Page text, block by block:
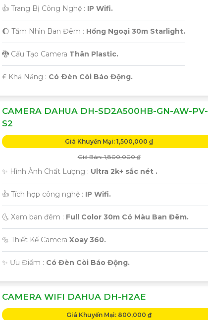
👍 Trang Bị Công Nghệ : IP Wifi.
🌔 Tầm Nhìn Ban Đêm : Hồng Ngoại 30m Starlight.
🐉️ Cấu Tạo Camera Thân Plastic.
️₤ Khả Năng : Có Ðèn Còi Báo Động.
CAMERA DAHUA DH-SD2A500HB-GN-AW-PV-
S2
Giá Khuyến Mại: 1,500,000 ₫
Giá Bán: 1,800,000 ₫
✨ Hình Ành Chất Lượng : Ultra 2k+ sắc nét .
👍 Tích hợp công nghệ : IP Wifi.
🌜 Xem ban đêm : Full Color 30m Có Màu Ban Đêm.
🔩 Thiết Kế Camera Xoay 360.
️✨ Ưu Điểm : Có Đèn Còi Báo Động.
CAMERA WIFI DAHUA DH-H2AE
Giá Khuyến Mại: 800,000 ₫